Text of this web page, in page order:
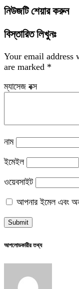
নিউজটি শেয়ার করুন
বিস্তারিত লিখুনঃ
Your email address
are marked *
ম্যাসেজ বক্স
নাম
ইমেইল
ওয়েবসাইট
আপনার ইমেল এবং
আপলোডকারীর তথ্য